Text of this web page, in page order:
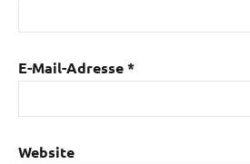
E-Mail-Adresse*
Website